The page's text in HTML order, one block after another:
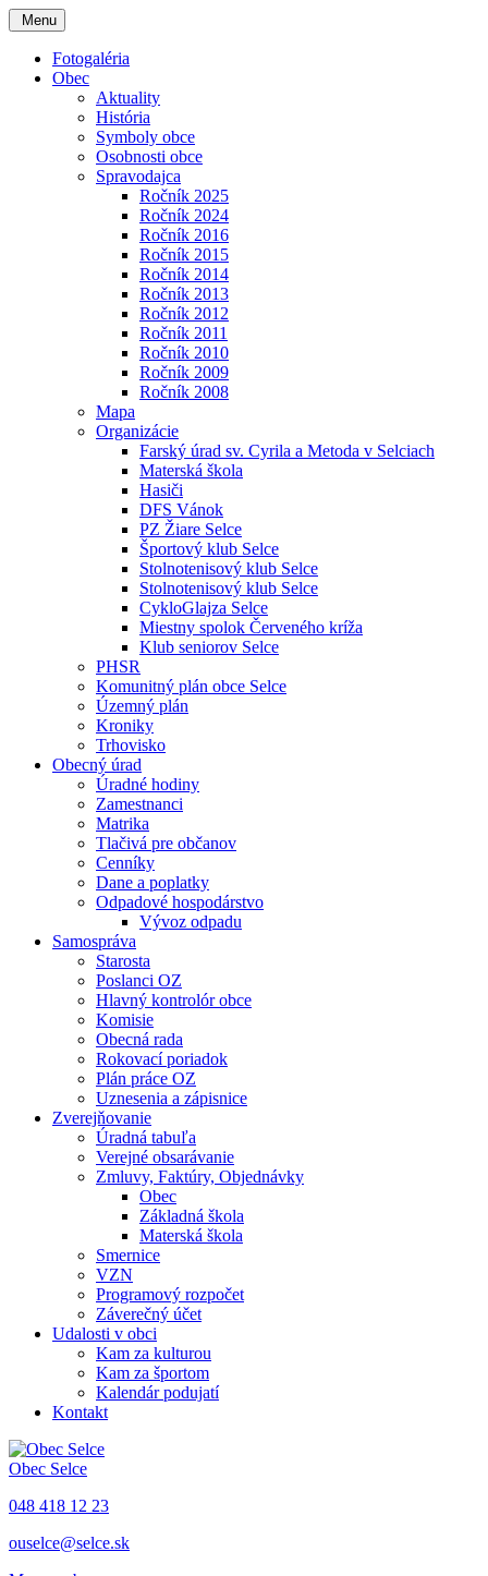
Menu
Fotogaléria
Obec
Aktuality
História
Symboly obce
Osobnosti obce
Spravodajca
Ročník 2025
Ročník 2024
Ročník 2016
Ročník 2015
Ročník 2014
Ročník 2013
Ročník 2012
Ročník 2011
Ročník 2010
Ročník 2009
Ročník 2008
Mapa
Organizácie
Farský úrad sv. Cyrila a Metoda v Selciach
Materská škola
Hasiči
DFS Vánok
PZ Žiare Selce
Športový klub Selce
Stolnotenisový klub Selce
Stolnotenisový klub Selce
CykloGlajza Selce
Miestny spolok Červeného kríža
Klub seniorov Selce
PHSR
Komunitný plán obce Selce
Územný plán
Kroniky
Trhovisko
Obecný úrad
Úradné hodiny
Zamestnanci
Matrika
Tlačivá pre občanov
Cenníky
Dane a poplatky
Odpadové hospodárstvo
Vývoz odpadu
Samospráva
Starosta
Poslanci OZ
Hlavný kontrolór obce
Komisie
Obecná rada
Rokovací poriadok
Plán práce OZ
Uznesenia a zápisnice
Zverejňovanie
Úradná tabuľa
Verejné obsarávanie
Zmluvy, Faktúry, Objednávky
Obec
Základná škola
Materská škola
Smernice
VZN
Programový rozpočet
Záverečný účet
Udalosti v obci
Kam za kulturou
Kam za športom
Kalendár podujatí
Kontakt
Obec Selce
048 418 12 23
ouselce@selce.sk